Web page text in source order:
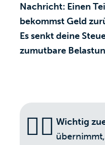
Nachricht: Einen
bekommst Geld
Es senkt deine
zumutbare
☝🏻 Wichtig